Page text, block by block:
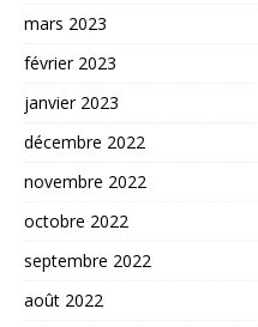
mars 2023
février 2023
janvier 2023
décembre 2022
novembre 2022
octobre 2022
septembre 2022
août 2022